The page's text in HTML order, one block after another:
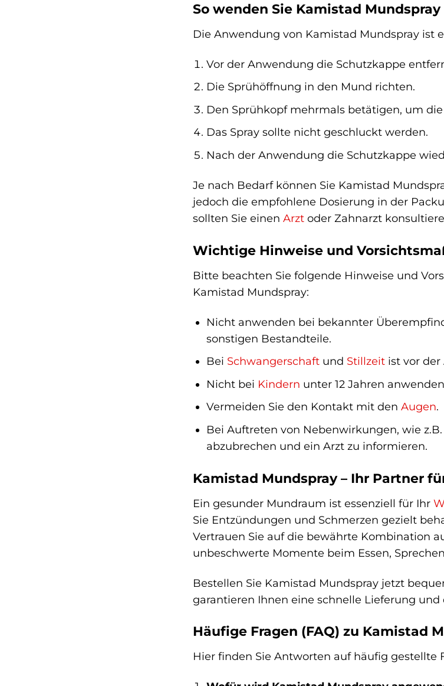
So wenden Sie Kamistad
Die Anwendung von Kamistad Mundspray ist
Vor der Anwendung die Schutzkappe
Die Sprühöffnung in den Mund richten.
Den Sprühkopf mehrmals betätigen, um
Das Spray sollte nicht geschluckt werden.
Nach der Anwendung die Schutzkappe
Je nach Bedarf können Sie Kamistad
jedoch die empfohlene Dosierung in der
sollten Sie einen Arzt oder Zahnarzt
Wichtige Hinweise und
Bitte beachten Sie folgende Hinweise und
Kamistad Mundspray:
Nicht anwenden bei bekannter
sonstigen Bestandteile.
Bei Schwangerschaftund Stillzeitist vor der
Nicht bei Kindern unter 12 Jahren
Vermeiden Sie den Kontakt mit den Augen.
Bei Auftreten von Nebenwirkungen, wie
abzubrechen und ein Arzt zu informieren.
Kamistad Mundspray – Ihr Partner
Ein gesunder Mundraum ist essenziell für Ihr
Sie Entzündungen und Schmerzen gezielt
Vertrauen Sie auf die bewährte Kombination
unbeschwerte Momente beim Essen,
Bestellen Sie Kamistad Mundspray jetzt
garantieren Ihnen eine schnelle Lieferung und
Häufige Fragen (FAQ) zu Kamistad
Hier finden Sie Antworten auf häufig gestellte